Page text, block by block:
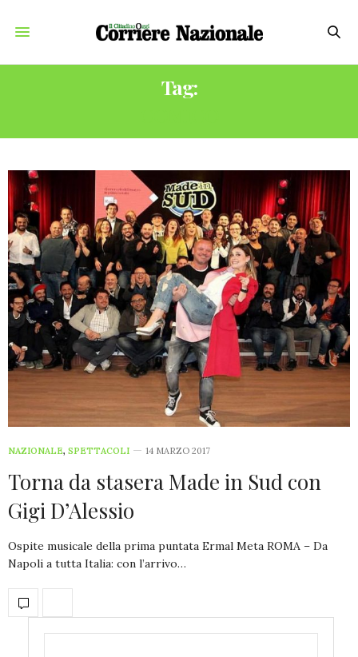
Tag:
NAZIONALE, SPETTACOLI 14 MARZO 2017
Torna da stasera Made in Sud con
Gigi D’Alessio
Ospite musicale della prima puntata Ermal Meta ROMA – Da
Napoli a tutta Italia: con l’arrivo…